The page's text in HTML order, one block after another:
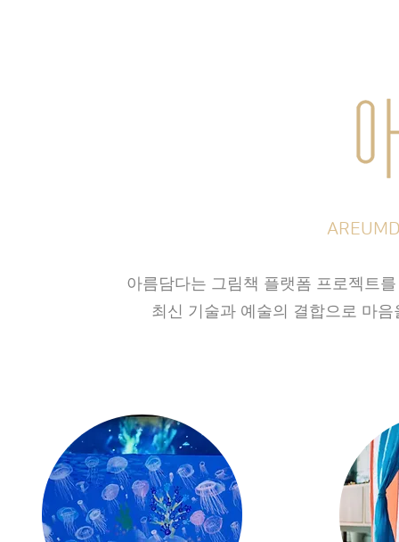
아름담다는 그림책 플랫폼 프로젝트
최신 기술과 예술의 결합으로 마